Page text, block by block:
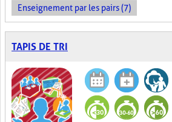
Enseignement par les pairs (7)
TAPIS DE TRI